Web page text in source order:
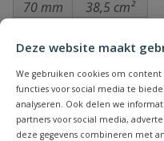
Deze website maakt
We gebruiken cookies om
functies voor social media te
analyseren. Ook delen we
partners voor social media,
deze gegevens combineren met
70 mm
38,5 cm²
90 mm
63,6 cm²
100 mm
78,5 cm²
Voor elke m²
nodig